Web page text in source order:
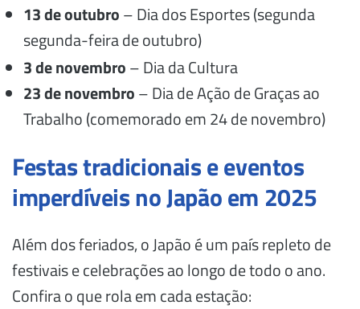
13 de outubro– Dia dos Esportes (segunda
segunda-feira de outubro)
3 de novembro– Dia da Cultura
23 de novembro– Dia de Ação de Graças ao
Trabalho (comemorado em 24 de novembro)
Festas tradicionais e eventos
imperdíveis no Japão em 2025
Além dos feriados, o Japão é um país repleto de
festivais e celebrações ao longo de todo o ano.
Confira o que rola em cada estação: